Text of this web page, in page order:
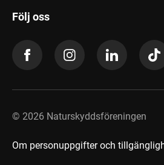
Följ oss
© 2026 Naturskyddsföreningen
Om personuppgifter och